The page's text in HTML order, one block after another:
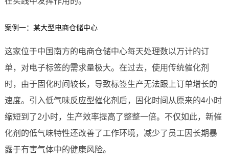
案例一：某大型电商仓储中心
这家位于中国南方的电商仓储中心每天处理数以万计的订
单，对电子标签的需求量极大。在过去，使用传统催化剂
时，由于固化时间较长，导致标签生产无法跟上订单增长的
速度。引入低气味反应型催化剂后，固化时间从原来的4小时
缩短到了2小时，生产效率提高了整整一倍。不仅如此，新催
化剂的低气味特性还改善了工作环境，减少了员工因长期暴
露于有害气体中的健康风险。